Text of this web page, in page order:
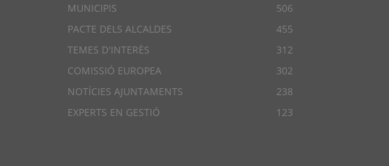
MUNICIPIS
506
PACTE DELS ALCALDES
455
TEMES D'INTERÈS
312
COMISSIÓ EUROPEA
302
NOTÍCIES AJUNTAMENTS
238
EXPERTS EN GESTIÓ
123